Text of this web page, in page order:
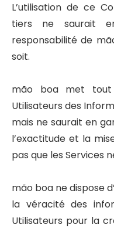
L’utilisation de ce
tiers ne saurait
responsabilité de
soit.
mão boa met
Utilisateurs des
mais ne saurait en
l’exactitude et la
pas que les Services
mão boa ne dispose
la véracité des
Utilisateurs pour la